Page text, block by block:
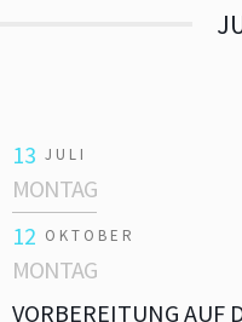
13 JULI
MONTAG
12 OKTOBER
MONTAG
VORBEREITUNG AUF